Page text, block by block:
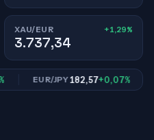
XAU/EUR +1,29%
3.737,34
EUR/JPY182,57+0,07%